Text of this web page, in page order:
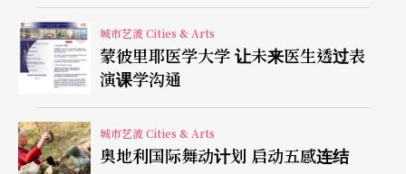
的是一部独特的京剧，但这种独特不是指京剧本
身，而是他通过自己的艺术理念最后呈现出的视觉
和听觉艺术效果。张艺谋希望这种效果独特并充满
了新意。
戏迷期待又怕受伤害
城市艺波 Cities & Arts
蒙彼里耶医学大学 让未来医生透过表
演课学沟通
城市艺波 Cities & Arts
奥地利国际舞动计划 启动五感连结